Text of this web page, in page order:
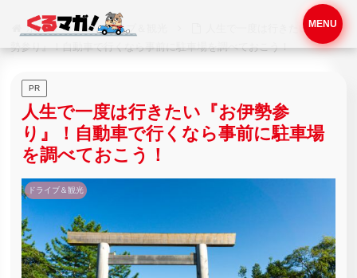
ホーム ドライブ＆観光
人生で一度は行きたい『お伊
勢参り』！自動車で行くなら事前に駐車場を調べておこう！
PR
人生で一度は行きたい『お伊勢参
り』！自動車で行くなら事前に駐車場
を調べておこう！
ドライブ＆観光
MENU